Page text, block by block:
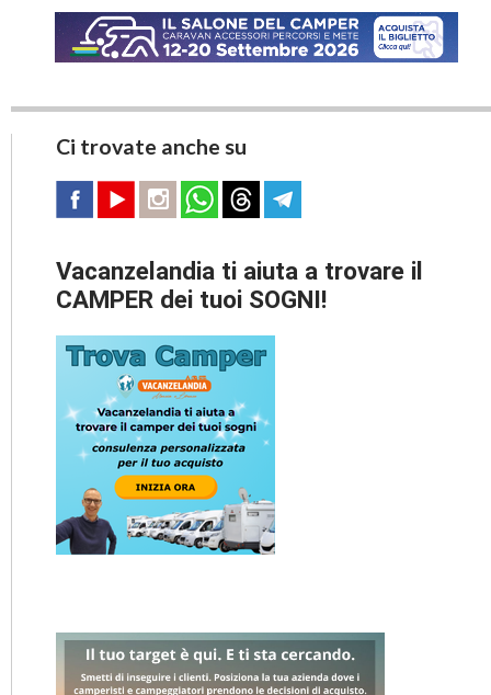
Ci trovate anche su
Vacanzelandia ti aiuta a trovare il
CAMPER dei tuoi SOGNI!